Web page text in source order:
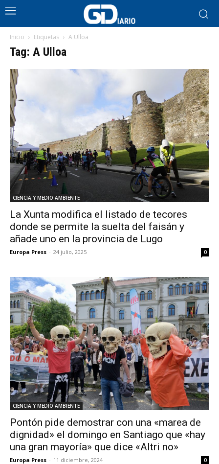
Inicio Etiquetas A Ulloa
Tag: A Ulloa
CIENCIA Y MEDIO AMBIENTE
La Xunta modifica el listado de tecores
donde se permite la suelta del faisán y
añade uno en la provincia de Lugo
Europa Press - 24 julio, 2025 0
CIENCIA Y MEDIO AMBIENTE
Pontón pide demostrar con una «marea de
dignidad» el domingo en Santiago que «hay
una gran mayoría» que dice «Altri no»
Europa Press - 11 diciembre, 2024 0